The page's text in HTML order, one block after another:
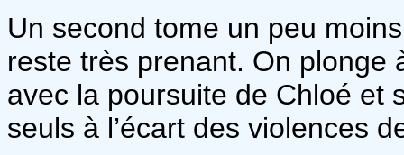
Un second tome un peu
reste très prenant. On plonge
avec la poursuite de Chloé et
seuls à l’écart des violences